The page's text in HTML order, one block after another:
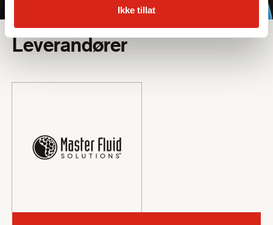
Ikke tillat
Sortiment
Leverandører